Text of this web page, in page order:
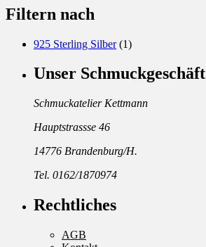
Filtern nach
925 Sterling Silber (1)
Unser Schmuckgeschäft
Schmuckatelier Kettmann
Hauptstrassse 46
14776 Brandenburg/H.
Tel. 0162/1870974
Rechtliches
AGB